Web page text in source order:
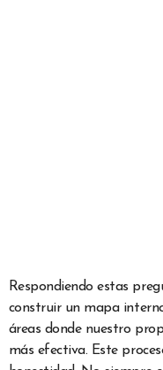
Respondiendo estas
construir un mapa
áreas donde nuestro
más efectiva. Este